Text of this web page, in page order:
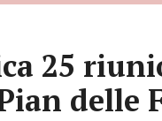
25
delle